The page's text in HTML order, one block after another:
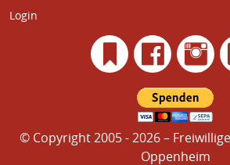
Login
© Copyright 2005 - 2026 –
Oppenheim